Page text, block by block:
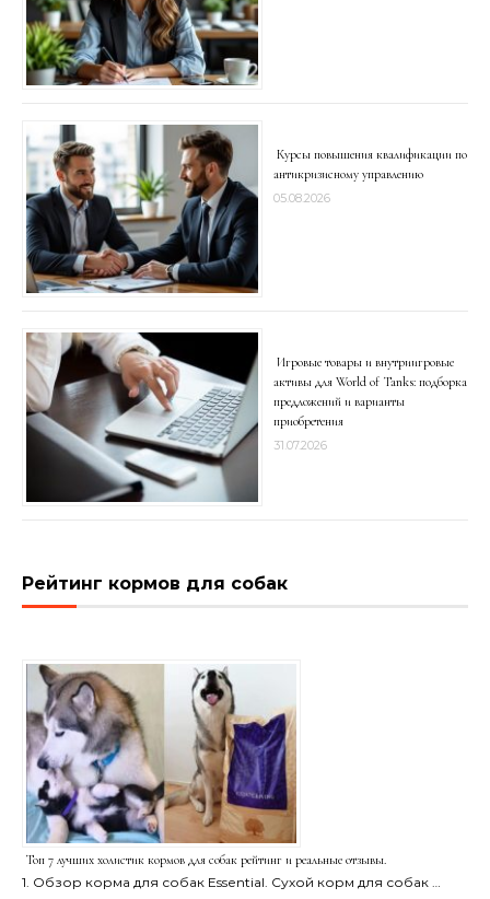
Курсы повышения квалификации по
антикризисному управлению
05.08.2026
Игровые товары и внутриигровые
активы для World of Tanks: подборка
предложений и варианты
приобретения
31.07.2026
Рейтинг кормов для собак
Топ 7 лучших холистик кормов для собак рейтинг и реальные отзывы.
1. Обзор корма для собак Essential. Сухой корм для собак …